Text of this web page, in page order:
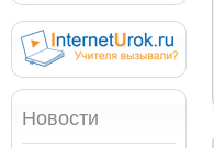
Новости